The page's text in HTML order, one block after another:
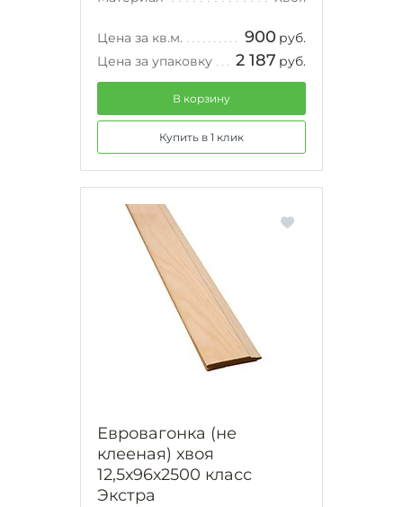
Цена за кв.м. 900 руб.
Цена за упаковку
2 187 руб.
В корзину
Купить в 1 клик
Евровагонка (не
клееная) хвоя
12,5х96х2500 класс
Экстра